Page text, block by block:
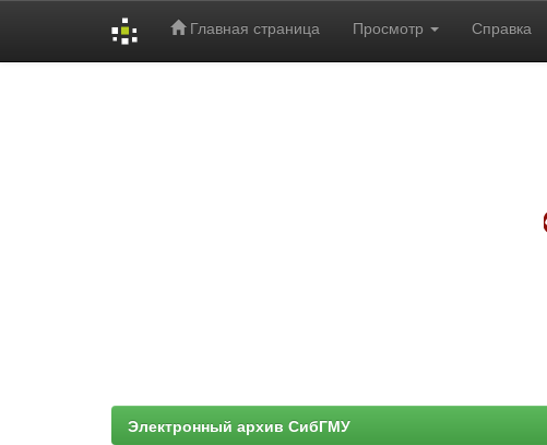
Главная страница Просмотр Справка
Электронный архив СибГМУ